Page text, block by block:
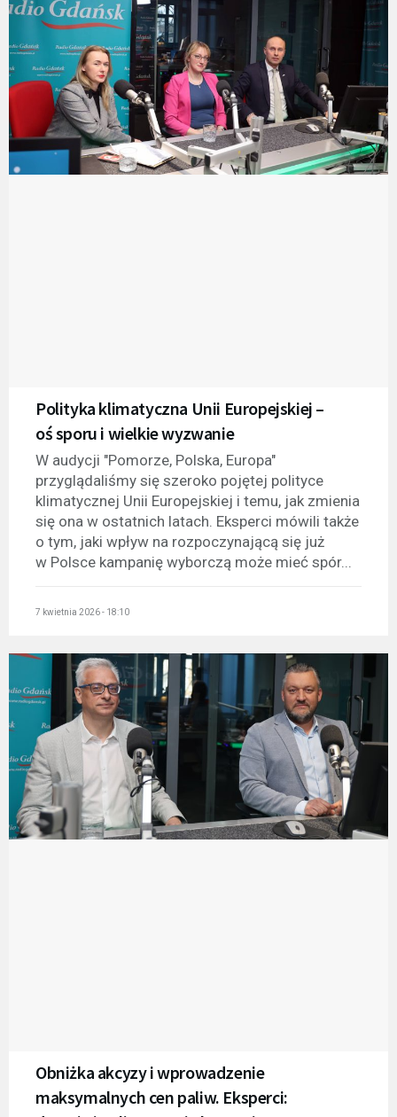
Polityka klimatyczna Unii Europejskiej –
oś sporu i wielkie wyzwanie
W audycji "Pomorze, Polska, Europa"
przyglądaliśmy się szeroko pojętej polityce
klimatycznej Unii Europejskiej i temu, jak zmienia
się ona w ostatnich latach. Eksperci mówili także
o tym, jaki wpływ na rozpoczynającą się już
w Polsce kampanię wyborczą może mieć spór...
7 kwietnia 2026 - 18:10
Obniżka akcyzy i wprowadzenie
maksymalnych cen paliw. Eksperci: